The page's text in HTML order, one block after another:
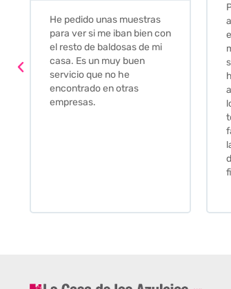
azulejos para el baño. El
envío fue perfecto pero lo
mejor ha sido el
seguimiento que nos han
hecho. Nos guiaron y
aconsejaron para escoger
los azulejos. Lo aconsejo a